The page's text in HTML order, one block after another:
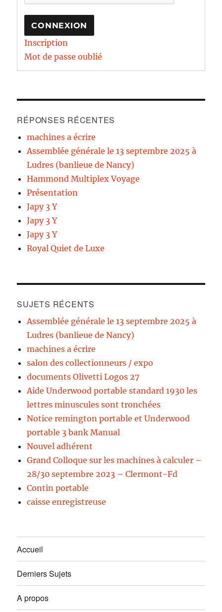
CONNEXION
Inscription
Mot de passe oublié
RÉPONSES RÉCENTES
machines a écrire
Assemblée générale le 13 septembre 2025 à
Ludres (banlieue de Nancy)
Hammond Multiplex Voyage
Présentation
Japy 3 Y
Japy 3 Y
Japy 3 Y
Royal Quiet de Luxe
SUJETS RÉCENTS
Assemblée générale le 13 septembre 2025 à
Ludres (banlieue de Nancy)
machines a écrire
salon des collectionneurs / expo
documents Olivetti Logos 27
Aide Underwood portable standard 1930 les
lettres minuscules sont tronchées
Notice remington portable et Underwood
portable 3 bank Manual
Nouvel adhérent
Grand Colloque sur les machines à calculer –
28/30 septembre 2023 – Clermont-Fd
Contin portable
caisse enregistreuse
Accueil
Derniers Sujets
A propos